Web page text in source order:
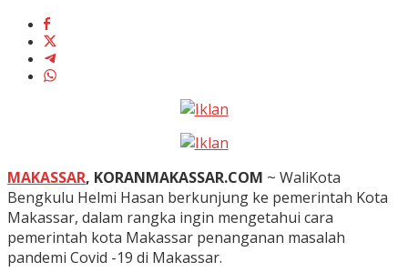
MAKASSAR, KORANMAKASSAR.COM ~ WaliKota
Bengkulu Helmi Hasan berkunjung ke pemerintah Kota
Makassar, dalam rangka ingin mengetahui cara
pemerintah kota Makassar penanganan masalah
pandemi Covid -19 di Makassar.